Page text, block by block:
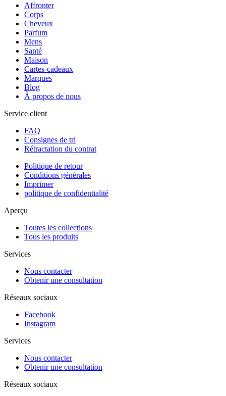
Affronter
Corps
Cheveux
Parfum
Mens
Santé
Maison
Cartes-cadeaux
Marques
Blog
À propos de nous
Service client
FAQ
Consignes de tri
Rétractation du contrat
Politique de retour
Conditions générales
Imprimer
politique de confidentialité
Aperçu
Toutes les collections
Tous les produits
Services
Nous contacter
Obtenir une consultation
Réseaux sociaux
Facebook
Instagram
Services
Nous contacter
Obtenir une consultation
Réseaux sociaux